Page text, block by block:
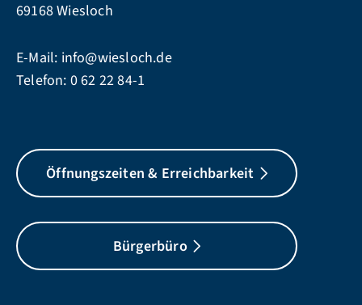
69168 Wiesloch
E-Mail: info@wiesloch.de
Telefon: 0 62 22 84-1
Öffnungszeiten & Erreichbarkeit
Bürgerbüro